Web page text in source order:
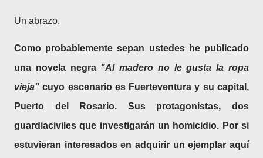
Un abrazo.
Como probablemente sepan ustedes he publicado
una novela negra "Al madero no le gusta la ropa
vieja"cuyo escenario es Fuerteventura y su capital,
Puerto del Rosario. Sus protagonistas, dos
guardiaciviles que investigarán un homicidio. Por si
estuvieran interesados en adquirir un ejemplar aquí